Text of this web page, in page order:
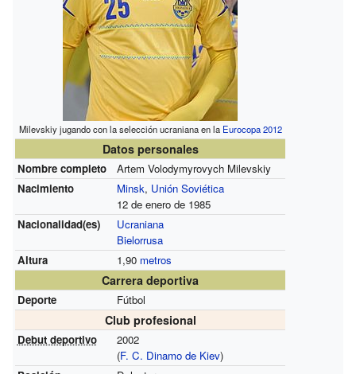
Milevskiy jugando con la selección ucraniana en la Eurocopa 2012
Datos personales
Nombre completo
Artem Volodymyrovych Milevskiy
Nacimiento
Minsk, Unión Soviética
12 de enero de 1985
Nacionalidad(es)
Ucraniana
Bielorrusa
Altura
1,90 metros
Carrera deportiva
Deporte Fútbol
Club profesional
Debut deportivo
2002
(F. C. Dinamo de Kiev)